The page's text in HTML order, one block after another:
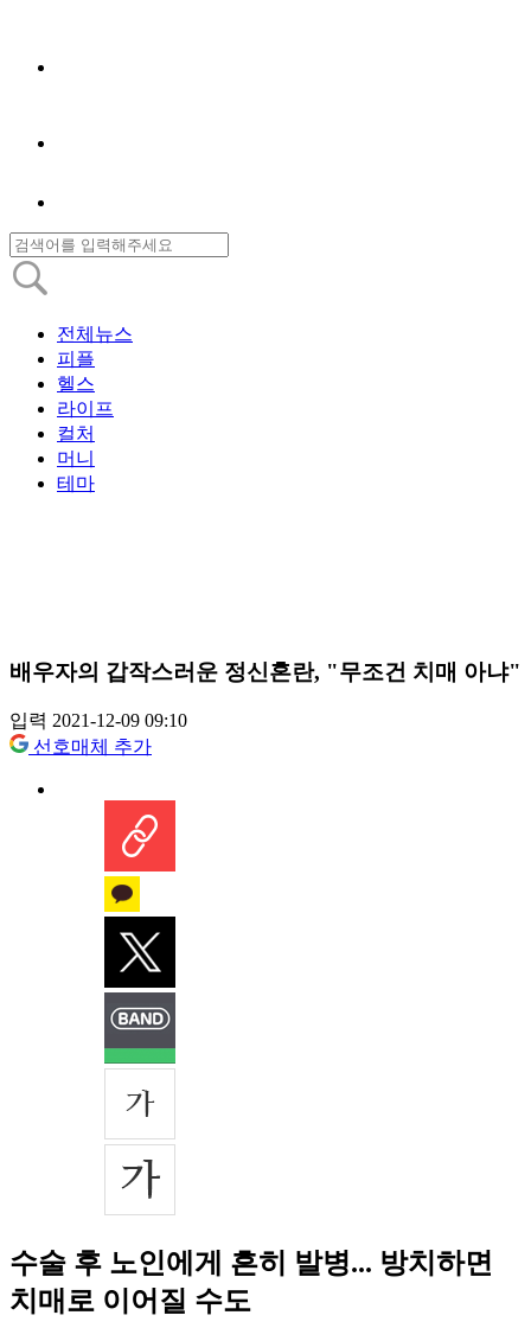
전체뉴스
피플
헬스
라이프
컬처
머니
테마
배우자의 갑작스러운 정신혼란, "무조건 치매 아냐"
입력 2021-12-09 09:10
선호매체 추가
수술 후 노인에게 흔히 발병... 방치하면
치매로 이어질 수도